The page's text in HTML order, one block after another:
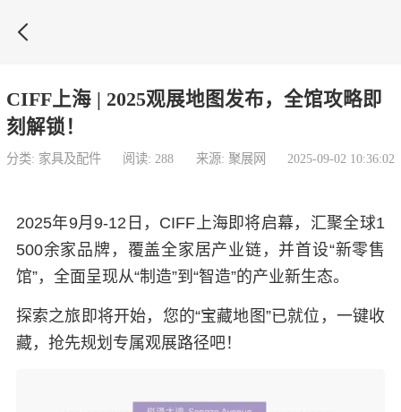

CIFF上海 | 2025观展地图发布，全馆攻略即
刻解锁！
分类: 家具及配件 阅读: 288 来源: 聚展网 2025-09-02 10:36:02
2025年9月9-12日，CIFF上海即将启幕，汇聚全球1
500余家品牌，覆盖全家居产业链，并首设“新零售
馆”，全面呈现从“制造”到“智造”的产业新生态。
探索之旅即将开始，您的“宝藏地图”已就位，一键收
藏，抢先规划专属观展路径吧！